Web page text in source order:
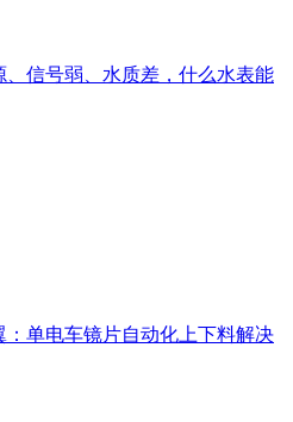
信号弱、水质差，什么水表能
单电车镜片自动化上下料解决